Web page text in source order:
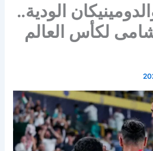
الودية..
لكأس العالم